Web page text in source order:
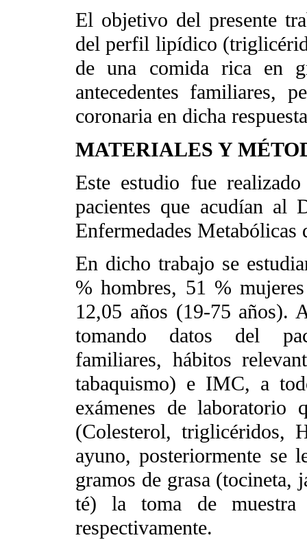
El objetivo del presente
del perfil lipídico
de una comida rica en
antecedentes familiares,
coronaria en dicha
MATERIALES Y
Este estudio fue
pacientes que acudían al
Enfermedades
En dicho trabajo se
% hombres, 51 %
12,05 años (19-75 años).
tomando datos del
familiares, hábitos
tabaquismo) e IMC, a
exámenes de
(Colesterol, triglicéridos,
ayuno, posteriormente se
gramos de grasa
té) la toma de
respectivamente.